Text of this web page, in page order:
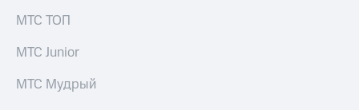
МТС ТОП
МТС Junior
МТС Мудрый